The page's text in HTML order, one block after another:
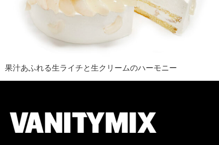
果汁あふれる生ライチと生クリームのハーモニー